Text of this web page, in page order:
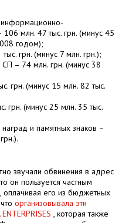
информационно-
млн. 47 тыс. грн. (минус 45
годом);
грн. (минус 7 млн. грн.);
СП – 74 млн. грн. (минус 38
грн. (минус 15 млн. 82 тыс.
грн. (минус 25 млн. 35 тыс.
и памятных знаков –
звучали обвинения в адрес
он пользуется частным
оплачивая его из бюджетных
чтоорганизовывала эти
, которая также